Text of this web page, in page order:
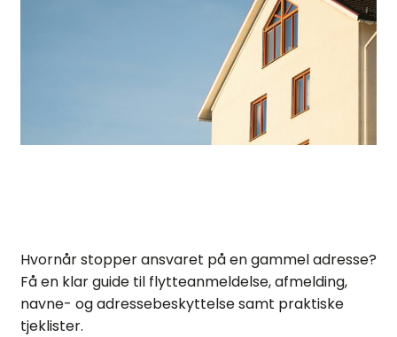
Hvornår stopper ansvaret på en gammel adresse?
Få en klar guide til flytteanmeldelse, afmelding,
navne- og adressebeskyttelse samt praktiske
tjeklister.